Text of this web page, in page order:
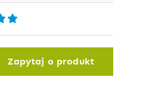
Zapytaj o produkt